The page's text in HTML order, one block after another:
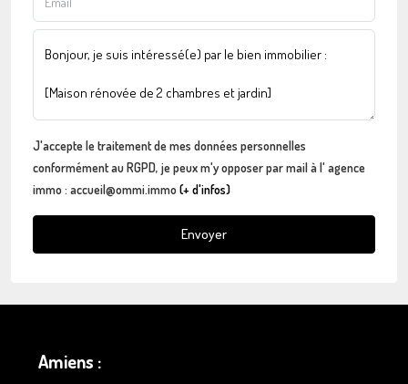
J'accepte le traitement de mes données personnelles
conformément au RGPD, je peux m'y opposer par mail à l' agence
immo : accueil@ommi.immo(+ d'infos)
Envoyer
Amiens :